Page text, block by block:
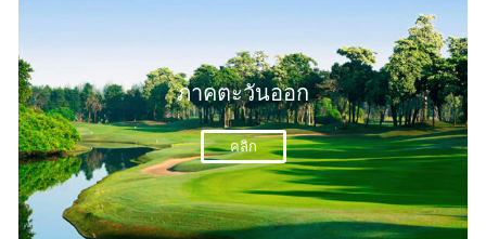
ภาคตะวันออก
คลิก